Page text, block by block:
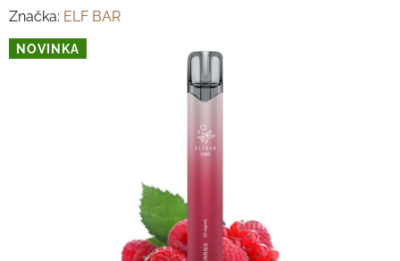
Značka: ELF BAR
NOVINKA